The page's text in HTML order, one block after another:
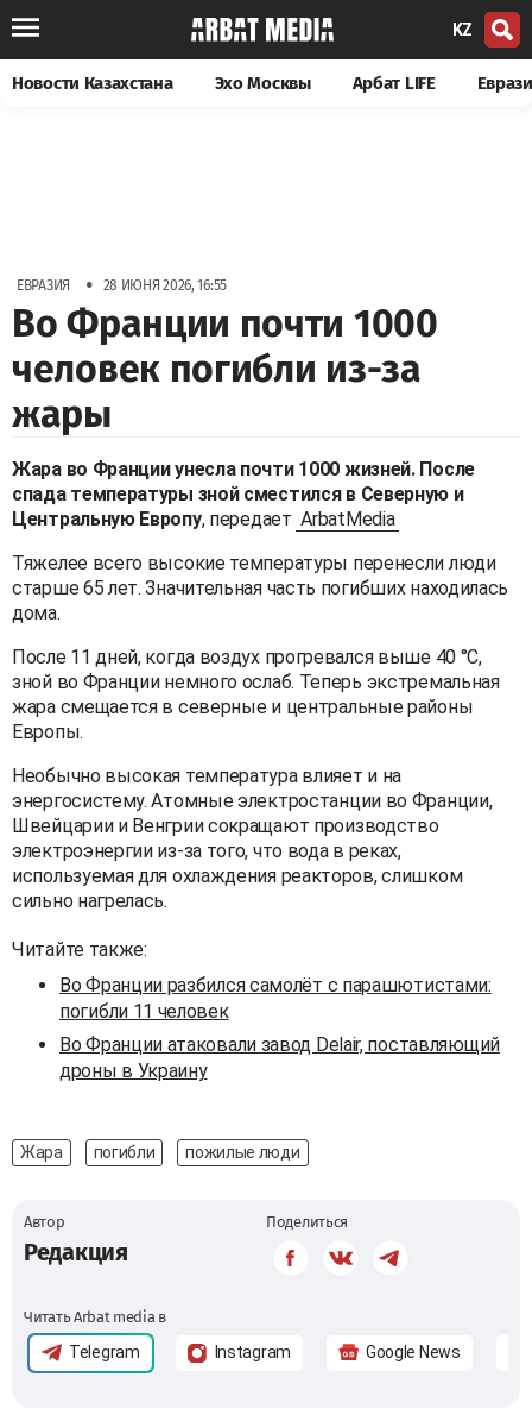
KZ
Новости Казахстана Эхо Москвы Арбат LIFE
ЕВРАЗИЯ • 28 ИЮНЯ 2026, 16:55
Во Франции почти 1000
человек погибли из-за
жары
Жара во Франции унесла почти 1000 жизней. После
спада температуры зной сместился в Северную и
Центральную Европу, передает ArbatMedia
Тяжелее всего высокие температуры перенесли люди
старше 65 лет. Значительная часть погибших находилась
дома.
После 11 дней, когда воздух прогревался выше 40 °C,
зной во Франции немного ослаб. Теперь экстремальная
жара смещается в северные и центральные районы
Европы.
Необычно высокая температура влияет и на
энергосистему. Атомные электростанции во Франции,
Швейцарии и Венгрии сокращают производство
электроэнергии из-за того, что вода в реках,
используемая для охлаждения реакторов, слишком
сильно нагрелась.
Читайте также:
Во Франции разбился самолёт с парашютистами:
погибли 11 человек
Во Франции атаковали завод Delair, поставляющий
дроны в Украину
Жара погибли пожилые люди
Автор
Редакция
Поделиться
Читать Arbat media в
Telegram Instagram Google News